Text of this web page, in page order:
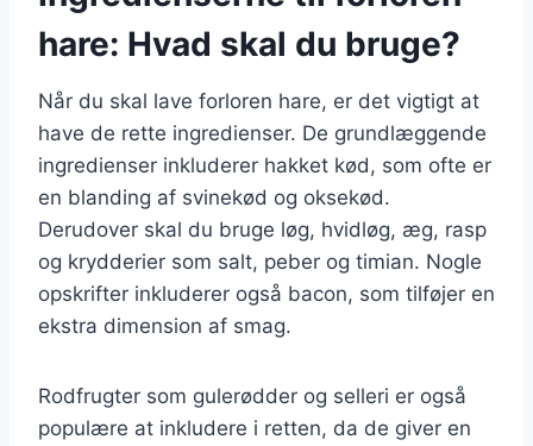
hare: Hvad skal du bruge?
Når du skal lave forloren hare, er det vigtigt at
have de rette ingredienser. De grundlæggende
ingredienser inkluderer hakket kød, som ofte er
en blanding af svinekød og oksekød.
Derudover skal du bruge løg, hvidløg, æg, rasp
og krydderier som salt, peber og timian. Nogle
opskrifter inkluderer også bacon, som tilføjer en
ekstra dimension af smag.
Rodfrugter som gulerødder og selleri er også
populære at inkludere i retten, da de giver en